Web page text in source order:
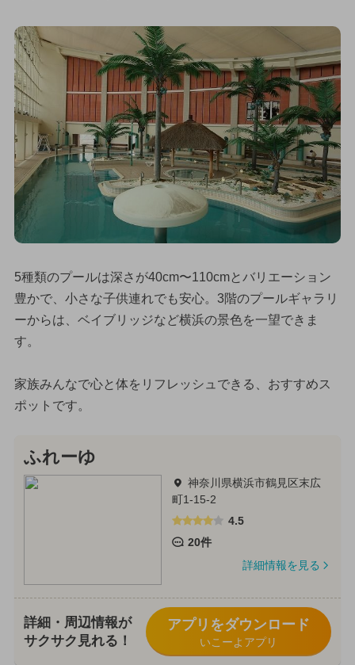
5種類のプールは深さが40cm〜110cmとバリエーション
豊かで、小さな子供連れでも安心。3階のプールギャラリ
ーからは、ベイブリッジなど横浜の景色を一望できま
す。
家族みんなで心と体をリフレッシュできる、おすすめス
ポットです。
ふれーゆ
神奈川県横浜市鶴見区末広
町1-15-2
4.5
20件
詳細情報を見る
詳細・周辺情報が
サクサク見れる！
アプリをダウンロード
いこーよアプリ